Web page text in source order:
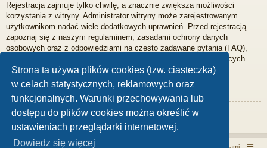
Strona ta używa plików cookies (tzw. ciasteczka)
w celach statystycznych, reklamowych oraz
funkcjonalnych. Warunki przechowywania lub
dostępu do plików cookies można określić w
ustawieniach przeglądarki internetowej.
Dowiedz się więcej
Rejestracja zajmuje tylko chwilę, a znacznie zwiększa możliwości
korzystania z witryny. Administrator witryny może zarejestrowanym
użytkownikom nadać wiele dodatkowych uprawnień. Przed rejestracją
zapoznaj się z naszym regulaminem, zasadami ochrony danych
osobowych oraz z odpowiedziami na często zadawane pytania (FAQ),
gdzie jest wyjaśnionych wiele podstawowych zagadnień dotyczących
funkcjonowania witryny.
Regulamin |Zasady ochrony danych osobowych
Zarejestruj się